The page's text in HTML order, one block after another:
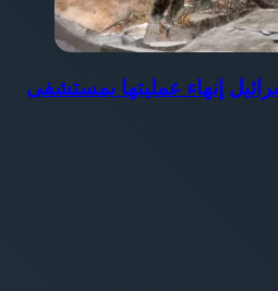
إنهاء عمليتها بمستشفى